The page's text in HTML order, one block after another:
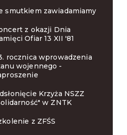
smutkiem zawiadamiamy
z okazji Dnia
Ofiar 13 XII '81
rocznica wprowadzenia
wojennego -
Krzyża NSZZ
w ZNTK
z ZFŚS